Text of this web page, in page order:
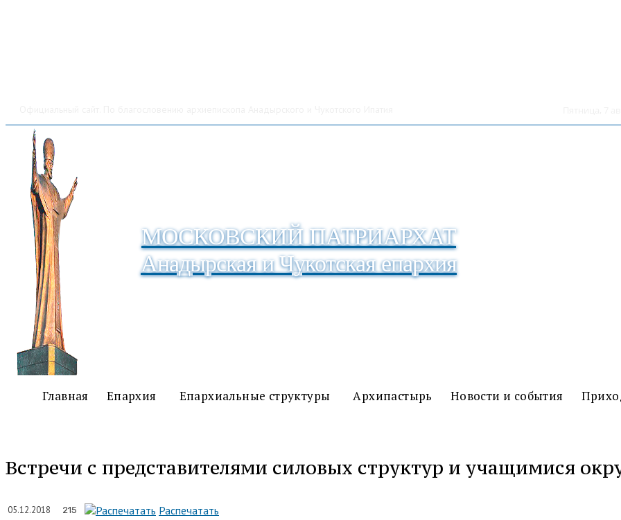
МОСКОВСКИЙ ПАТРИАРХАТ
Анадырская и Чукотская епархия
Главная Епархия Епархиальные структуры Архипастырь Новости и события
Встречи с представителями силовых структур и учащимися
05.12.2018 215 Распечатать